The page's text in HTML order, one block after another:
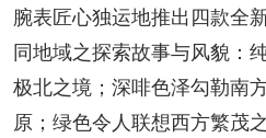
腕表匠心独运地推出四款全
同地域之探索故事与风貌：
极北之境；深啡色泽勾勒南
原；绿色令人联想西方繁茂